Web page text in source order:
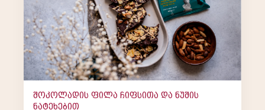
შოკოლადის ფილა ჩიფსითა და ნუშის
ნატეხებით